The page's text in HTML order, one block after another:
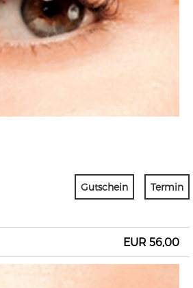
Gutschein Termin
EUR 56,00